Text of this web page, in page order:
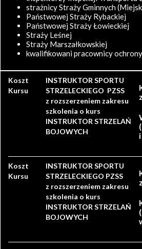
strażnicy Straży Gminnych
Państwowej Straży Rybackiej
Państwowej Straży Łowieckiej
Straży Leśnej
Straży Marszałkowskiej
kwalifikowani pracownicy
Koszt
Kursu
INSTRUKTOR SPORTU
STRZELECKIEGO PZSS
z rozszerzeniem zakresu
szkolenia o kurs
INSTRUKTOR STRZELAŃ
BOJOWYCH
Koszt
Kursu
INSTRUKTOR SPORTU
STRZELECKIEGO PZSS
z rozszerzeniem zakresu
szkolenia o kurs
INSTRUKTOR STRZELAŃ
BOJOWYCH